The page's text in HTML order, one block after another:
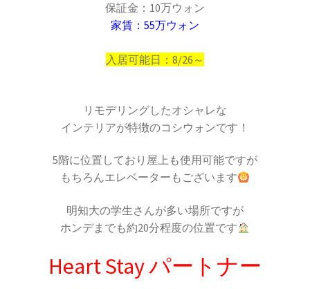
保証金：10万ウォン
家賃：55万ウォン
入居可能日：8/26～
リモデリングしたオシャレな
インテリアが特徴のコシウォンです！
5階に位置しており屋上も使用可能ですが
もちろんエレベーターもございます
明知大の学生さんが多い場所ですが
ホンデまでも約20分程度の位置です
Heart Stay パートナー